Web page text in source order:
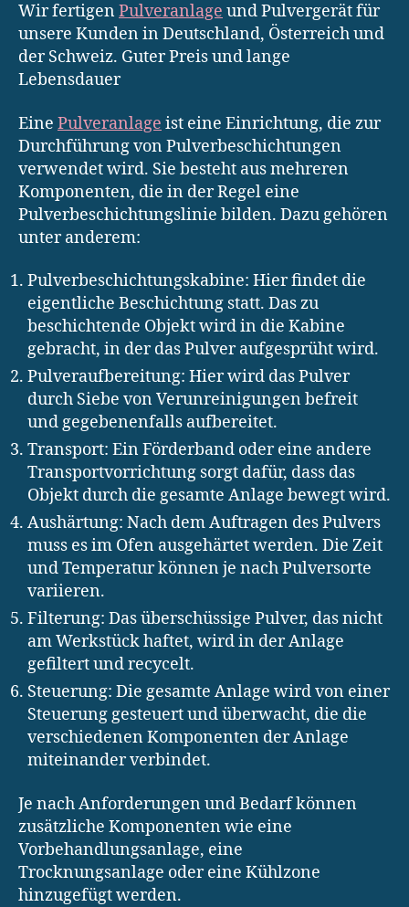
Wir fertigenPulveranlage und Pulvergerät für
unsere Kunden in Deutschland, Österreich und
der Schweiz. Guter Preis und lange
Lebensdauer
Eine Pulveranlage ist eine Einrichtung, die zur
Durchführung von Pulverbeschichtungen
verwendet wird. Sie besteht aus mehreren
Komponenten, die in der Regel eine
Pulverbeschichtungslinie bilden. Dazu gehören
unter anderem:
Pulverbeschichtungskabine: Hier findet die
eigentliche Beschichtung statt. Das zu
beschichtende Objekt wird in die Kabine
gebracht, in der das Pulver aufgesprüht wird.
Pulveraufbereitung: Hier wird das Pulver
durch Siebe von Verunreinigungen befreit
und gegebenenfalls aufbereitet.
Transport: Ein Förderband oder eine andere
Transportvorrichtung sorgt dafür, dass das
Objekt durch die gesamte Anlage bewegt wird.
Aushärtung: Nach dem Auftragen des Pulvers
muss es im Ofen ausgehärtet werden. Die Zeit
und Temperatur können je nach Pulversorte
variieren.
Filterung: Das überschüssige Pulver, das nicht
am Werkstück haftet, wird in der Anlage
gefiltert und recycelt.
Steuerung: Die gesamte Anlage wird von einer
Steuerung gesteuert und überwacht, die die
verschiedenen Komponenten der Anlage
miteinander verbindet.
Je nach Anforderungen und Bedarf können
zusätzliche Komponenten wie eine
Vorbehandlungsanlage, eine
Trocknungsanlage oder eine Kühlzone
hinzugefügt werden.